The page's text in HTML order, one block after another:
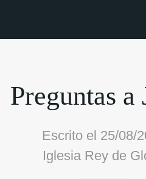
Preguntas a
Escrito el 25/08/
Iglesia Rey de